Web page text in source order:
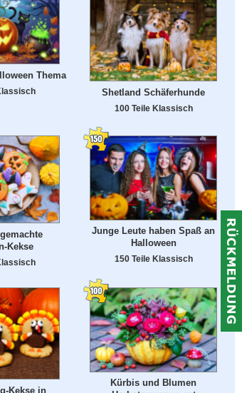
Thema
Shetland Schäferhunde
100 Teile Klassisch
Kekse
Junge Leute haben Spaß an
Halloween
150 Teile Klassisch
Kekse in
Kürbis und Blumen